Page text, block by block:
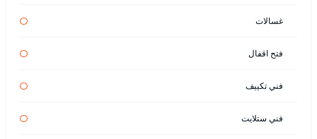
غسالات
فتح اقفال
فني تكييف
فني ستلايت